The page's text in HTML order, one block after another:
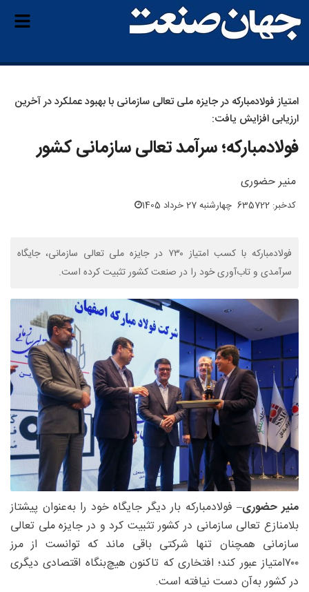
امتیاز فولادمبارکه در جایزه ملی تعالی سازمانی با بهبود عملکرد در آخرین
ارزیابی افزایش یافت:
فولادمبارکه؛ سرآمد تعالی سازمانی کشور
منیر حضوری
کدخبر: 635722 چهارشنبه 27 خرداد 1405
فولادمبارکه با کسب امتیاز ۷۳۰ در جایزه ملی تعالی سازمانی، جایگاه
سرآمدی و تاب‌آوری خود را در صنعت کشور تثبیت کرده است.
منیر حضوری– فولادمبارکه بار دیگر جایگاه خود را به‌عنوان پیشتاز
بلامنازع تعالی سازمانی در کشور تثبیت کرد و در جایزه ملی تعالی
سازمانی همچنان تنها شرکتی باقی ماند که توانست از مرز
۷۰۰امتیاز عبور کند؛ افتخاری که تاکنون هیچ‌بنگاه اقتصادی دیگری
در کشور به‌آن دست نیافته است.